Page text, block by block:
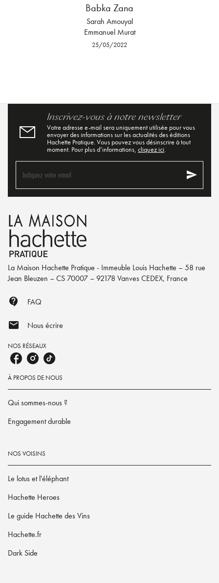
Babka Zana
Sarah Amouyal
Emmanuel Murat
25/05/2022
Inscrivez-vous à notre newsletter
Votre adresse e-mail sera uniquement utilisée pour vous
envoyer des informations sur les actualités des éditions
Hachette Pratique. Vous pouvez vous désinscrire à tout
moment. Pour plus d’informations, cliquez ici.
Indiquez votre email send
La Maison Hachette Pratique - Immeuble Louis Hachette – 58 rue
Jean Bleuzen – CS 70007 – 92178 Vanves CEDEX, France
contact_support FAQ
mail Nous écrire
NOS RÉSEAUX
À PROPOS DE NOUS
Qui sommes-nous ?
Engagement durable
NOS VOISINS
Le lotus et l'éléphant
Hachette Heroes
Le guide Hachette des Vins
Hachette.fr
Dark Side